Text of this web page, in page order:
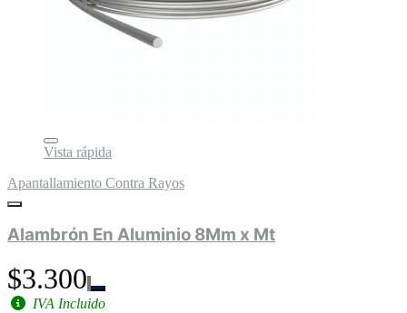
Vista rápida
Apantallamiento Contra Rayos
Alambrón En Aluminio 8Mm x Mt
$3.300
IVA Incluido